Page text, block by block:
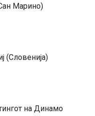
Марино)
(Словенија)
на Динамо